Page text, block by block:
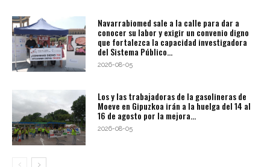
Navarrabiomed sale a la calle para dar a
conocer su labor y exigir un convenio digno
que fortalezca la capacidad investigadora
del Sistema Público...
2026-08-05
Los y las trabajadoras de la gasolineras de
Moeve en Gipuzkoa irán a la huelga del 14 al
16 de agosto por la mejora...
2026-08-05